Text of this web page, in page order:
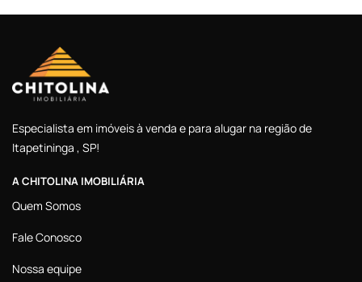
Especialista em imóveis à venda e para alugar na região de
Itapetininga , SP!
A CHITOLINA IMOBILIÁRIA
Quem Somos
Fale Conosco
Nossa equipe